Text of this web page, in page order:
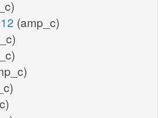
(amp_c)